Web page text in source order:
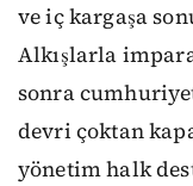
ve iç kargaşa
Alkışlarla
sonra
devri çoktan
yönetim halk